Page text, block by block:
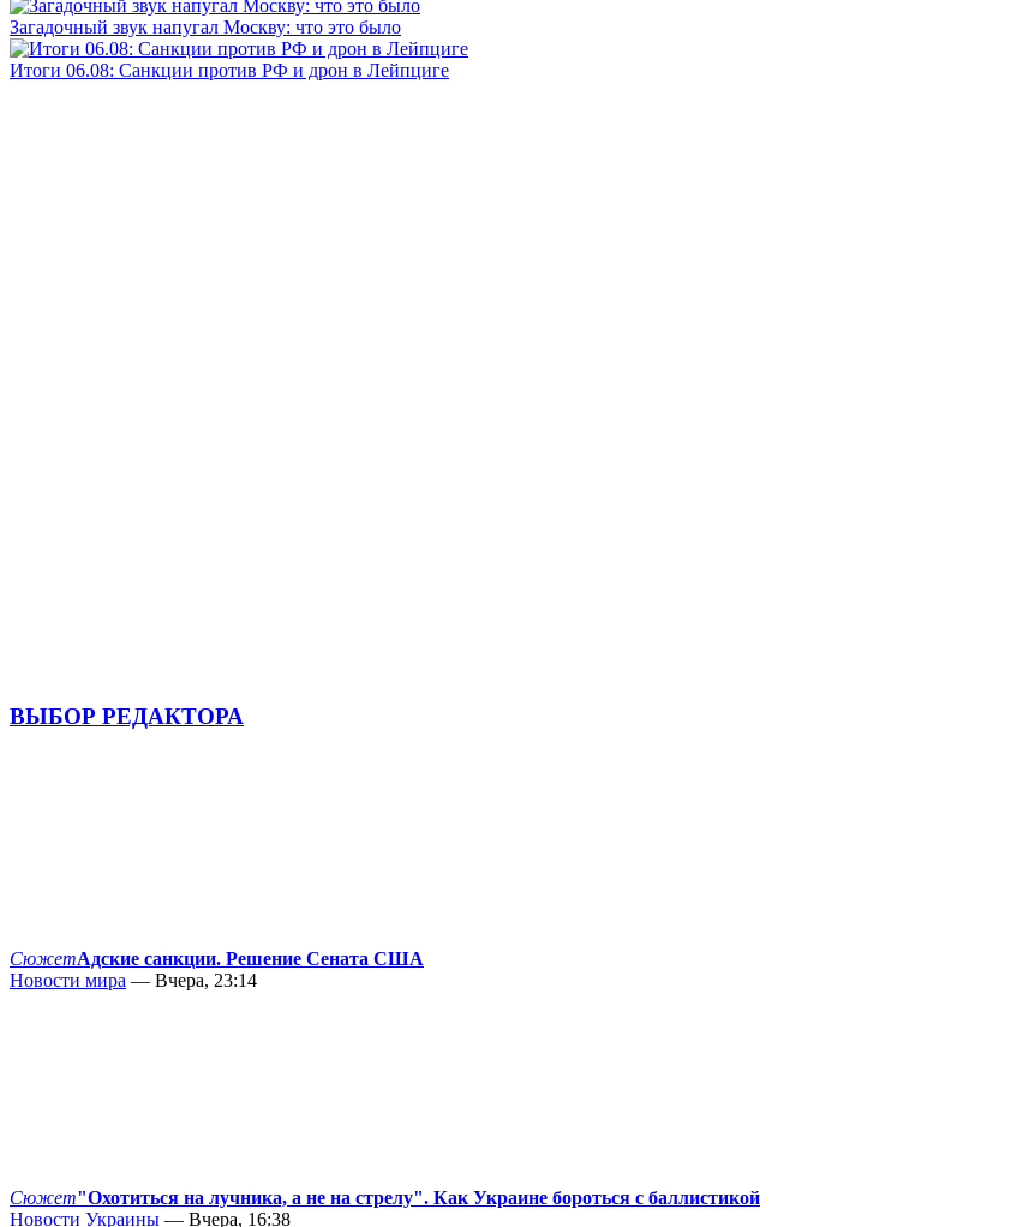
Загадочный звук напугал Москву: что это было
Итоги 06.08: Санкции против РФ и дрон в Лейпциге
ВЫБОР РЕДАКТОРА
СюжетАдские санкции. Решение Сената США
Новости мира — Вчера, 23:14
Сюжет"Охотиться на лучника, а не на стрелу". Как Украине бороться с баллистикой
Новости Украины — Вчера, 16:38